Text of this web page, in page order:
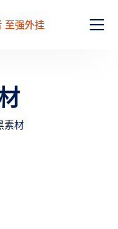
至强外挂
素材